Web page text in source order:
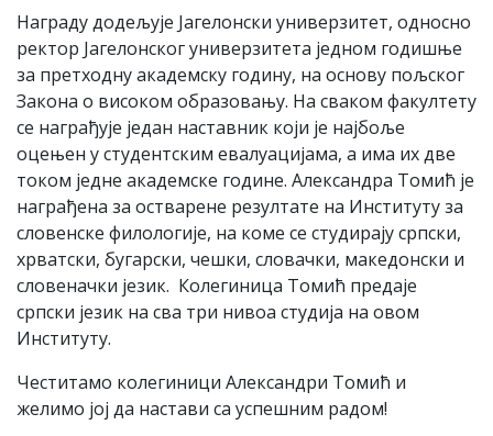
Награду додељује Јагелонски универзитет, односно
ректор Јагелонског универзитета једном годишње
за претходну академску годину, на основу пољског
Закона о високом образовању. На сваком факултету
се награђује један наставник који је најбоље
оцењен у студентским евалуацијама, а има их две
током једне академске године. Александра Томић је
награђена за остварене резултате на Институту за
словенске филологије, на коме се студирају српски,
хрватски, бугарски, чешки, словачки, македонски и
словеначки језик. Колегиница Томић предаје
српски језик на сва три нивоа студија на овом
Институту.
Честитамо колегиници Александри Томић и
желимо јој да настави са успешним радом!